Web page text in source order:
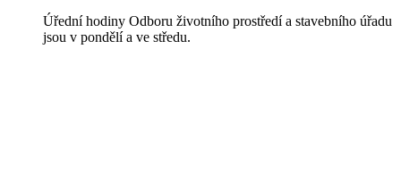
Úřední hodiny Odboru životního prostředí a stavebního úřadu
jsou v pondělí a ve středu.